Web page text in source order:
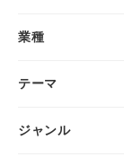
業種
テーマ
ジャンル